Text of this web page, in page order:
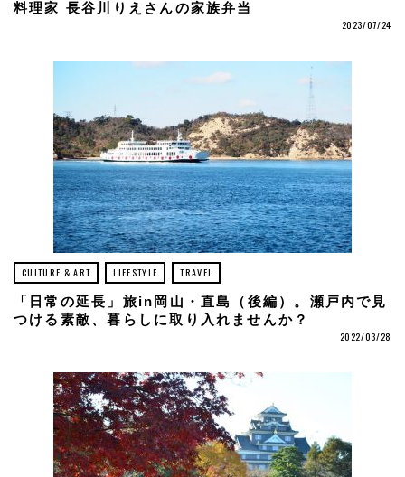
料理家 長谷川りえさんの家族弁当
2023/07/24
CULTURE & ART LIFESTYLE TRAVEL
「日常の延長」旅in岡山・直島（後編）。瀬戸内で見
つける素敵、暮らしに取り入れませんか？
2022/03/28